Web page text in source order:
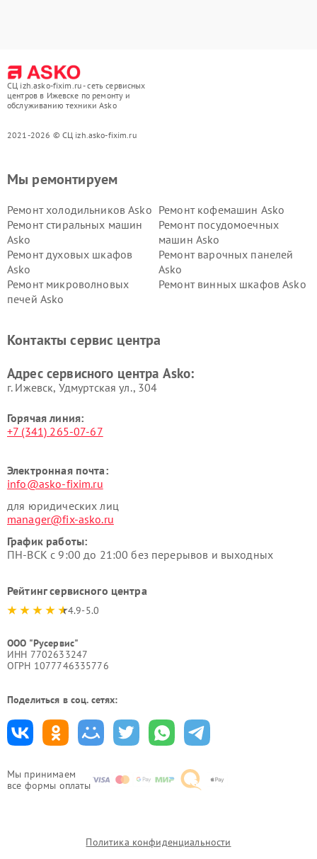
СЦ izh.asko-fixim.ru - сеть сервисных
центров в Ижевске по ремонту и
обслуживанию техники Asko
2021-2026 © СЦ izh.asko-fixim.ru
Мы принимаем
все формы оплаты
Мы ремонтируем
Ремонт холодильников Asko Ремонт кофемашин Asko
Ремонт стиральных машин
Asko
Ремонт посудомоечных
машин Asko
Ремонт духовых шкафов
Asko
Ремонт варочных панелей
Asko
Ремонт микроволновых
печей Asko
Ремонт винных шкафов Asko
Ремонт подогревателей
Ремонт промышленных
Asko
Контакты сервис центра
Адрес сервисного центра Asko:
г. Ижевск, Удмуртская ул., 304
Горячая линия:
+7 (341) 265-07-67
Электронная почта:
info@asko-fixim.ru
для юридических лиц
manager@fix-asko.ru
График работы:
ПН-ВСК с 9:00 до 21:00 без перерывов и выходных
Рейтинг сервисного центра
4.9-5.0
ООО "Русервис"
ИНН 7702633247
ОГРН 1077746335776
Поделиться в соц. сетях:
Политика конфиденциальности